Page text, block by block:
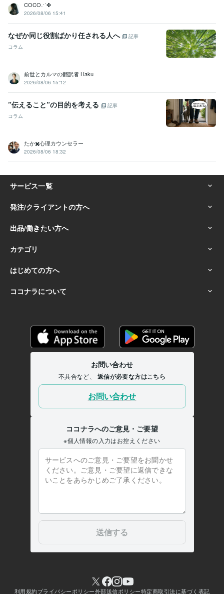
COCO⋰✤
2026/08/06 15:41
なぜか同じ役割ばかり任される人へ
記事
コラム
前世とカルマの翻訳者 Haku
2026/08/06 15:12
”伝えること”の目的を考える
記事
コラム
たか✖️心理カウンセラー
2026/08/06 18:32